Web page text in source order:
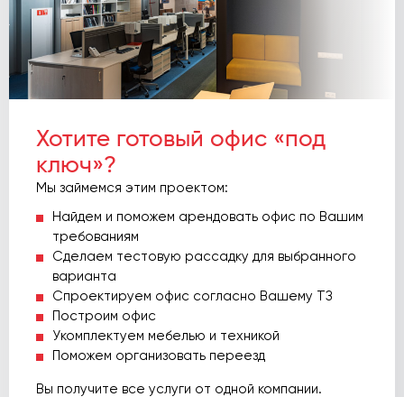
Хотите готовый офис «под
ключ»?
Мы займемся этим проектом:
Найдем и поможем арендовать офис по Вашим
требованиям
Сделаем тестовую рассадку для выбранного
варианта
Спроектируем офис согласно Вашему ТЗ
Построим офис
Укомплектуем мебелью и техникой
Поможем организовать переезд
Вы получите все услуги от одной компании.